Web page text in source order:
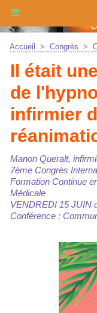
Accueil > Congrès >
Il était
de
infirmier
Manon Queralt,
7ème Congrès
Formation Continue
Médicale
VENDREDI 15 JUIN
Conférence :